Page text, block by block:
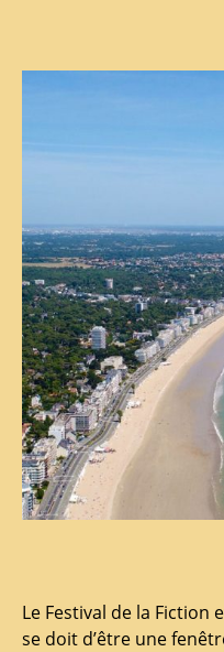
Le Festival de la
se doit d’être une